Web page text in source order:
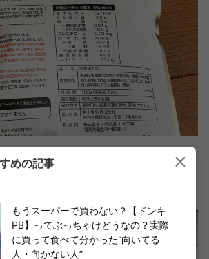
色料は使われていません。健康志向で
お菓子が欲しい人は買っておきたい一
めの記事
もうスーパーで買わない？【ドンキ
PB】ってぶっちゃけどうなの？実際
に買って食べて分かった“向いてる
人・向かない人”